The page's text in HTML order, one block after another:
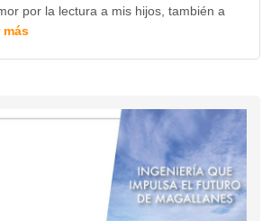
por la lectura a mis hijos, también a
más